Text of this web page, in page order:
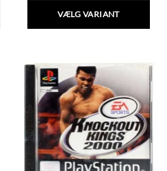
VÆLG VARIANT
flere
varianter.
Mulighederne
kan
vælges
på
varesiden